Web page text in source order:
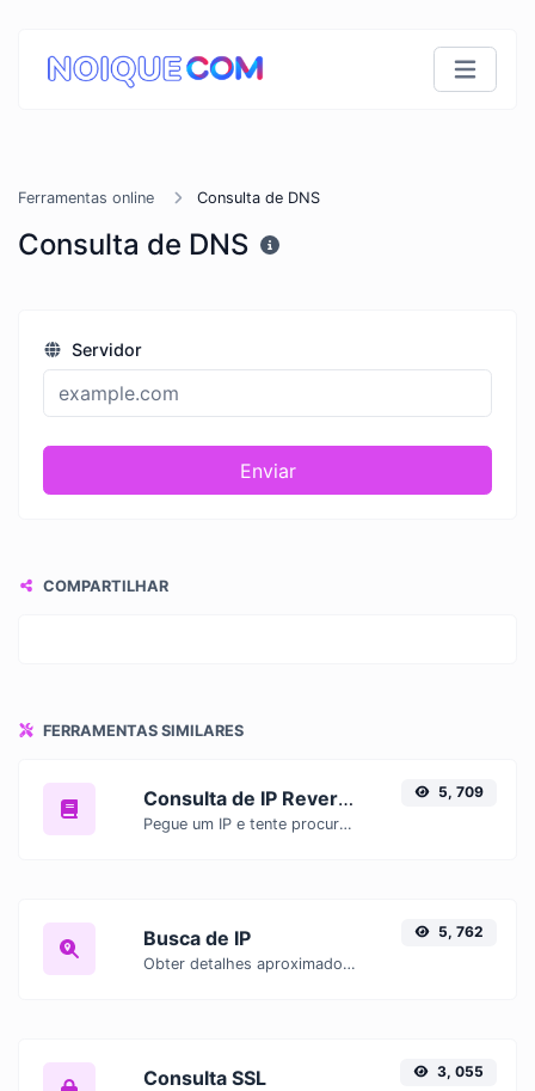
Ferramentas online Consulta de DNS
Consulta de DNS
Servidor
Enviar
COMPARTILHAR
FERRAMENTAS SIMILARES
Consulta de IP Reversa
Pegue um IP e tente procurar o domínio/host associado a ele.
5, 709
Busca de IP
Obter detalhes aproximados do IP.
5, 762
Consulta SSL 3, 055